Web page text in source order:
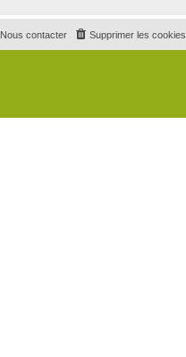
Supprimer les cookies
Nous contacter